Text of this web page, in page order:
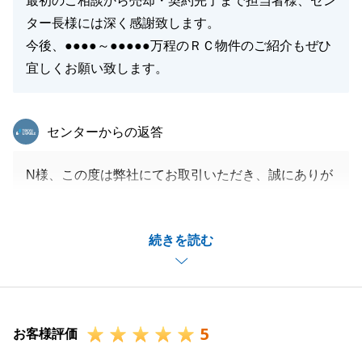
ター長様には深く感謝致します。
今後、●●●●～●●●●●万程のＲＣ物件のご紹介もぜひ
宜しくお願い致します。
続きを読む
東急リバブル
センターからの返答
N様、この度は弊社にてお取引いただき、誠にありが
今回のお取引を皮切りに、N様の更なる事業拡大の一
助となれますよう頑張りますので、引き続き、ご愛顧
今後ともどうぞ宜しくお願い致します。
お客様評価 5